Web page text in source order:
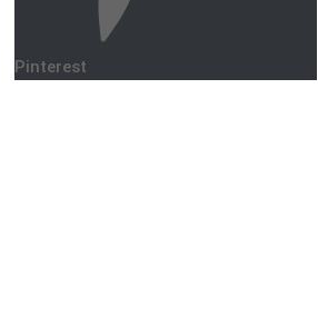
Pinterest